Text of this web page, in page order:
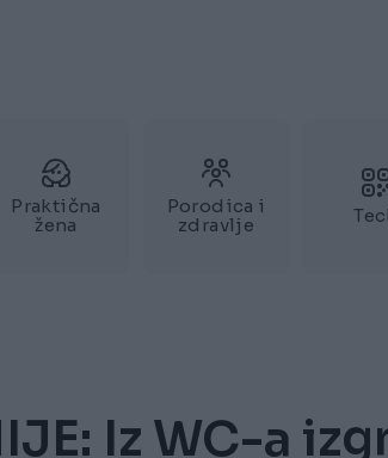
Praktična
žena
Porodica i
zdravlje
Iz WC-a